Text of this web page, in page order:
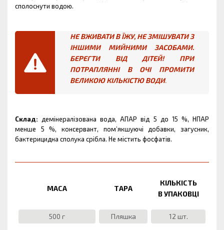
сполоснути водою.
НЕ ВЖИВАТИ В ЇЖУ, НЕ ЗМІШУВАТИ З
ІНШИМИ МИЙНИМИ ЗАСОБАМИ.
БЕРЕГТИ ВІД ДІТЕЙ! ПРИ
ПОТРАПЛЯННІ В ОЧІ ПРОМИТИ
ВЕЛИКОЮ КІЛЬКІСТЮ ВОДИ.
Склад:
демінералізована вода, АПАР від 5 до 15 %, НПАР
менше 5 %, консервант, пом’якшуючі добавки, загусник,
бактерицидна сполука срібла. Не містить фосфатів.
МАСА ТАРА
КІЛЬКІСТЬ
В УПАКОВЦІ
500 г Пляшка 12 шт.